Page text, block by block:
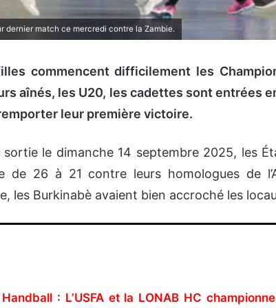
dernier match ce mercredi contre la Zambie.
commencent difficilement les
aînés, les U20, les cadettes sont entrées
leur première victoire.
sortie le dimanche 14 septembre 2025, les
de 26 à 21 contre leurs homologues de
les Burkinabè avaient bien accroché les
Handball : L’USFA et la LONAB HC